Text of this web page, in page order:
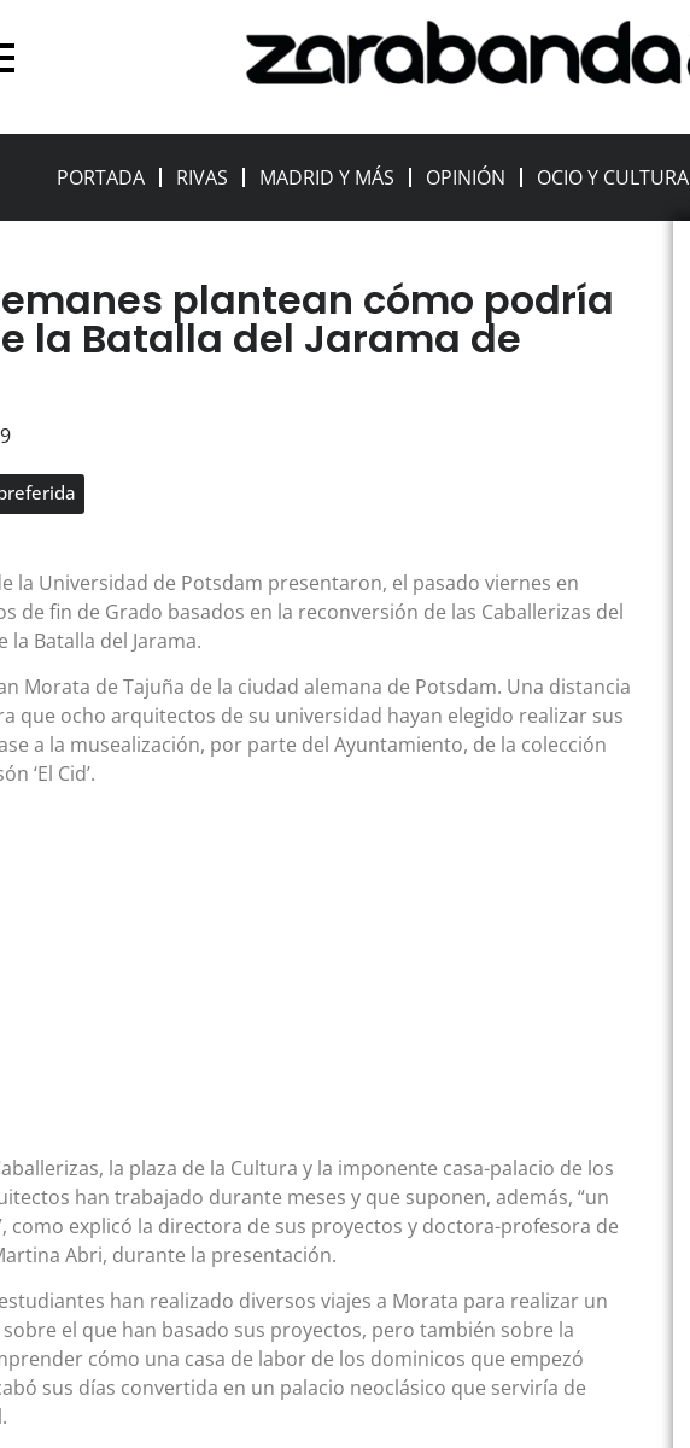
PORTADA RIVAS MADRID Y MÁS OPINIÓN OCIO Y CULTURA
plantean cómo podría
la Batalla del Jarama de
la Universidad de Potsdam presentaron, el pasado viernes en
de fin de Grado basados en la reconversión de las Caballerizas del
la Batalla del Jarama.
Morata de Tajuña de la ciudad alemana de Potsdam. Una distancia
que ocho arquitectos de su universidad hayan elegido realizar sus
a la musealización, por parte del Ayuntamiento, de la colección
‘El Cid’.
la plaza de la Cultura y la imponente casa-palacio de los
han trabajado durante meses y que suponen, además, “un
como explicó la directora de sus proyectos y doctora-profesora de
Abri, durante la presentación.
han realizado diversos viajes a Morata para realizar un
el que han basado sus proyectos, pero también sobre la
cómo una casa de labor de los dominicos que empezó
sus días convertida en un palacio neoclásico que serviría de